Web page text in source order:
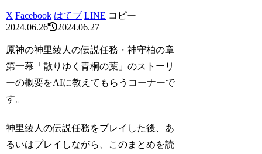
X Facebook はてブ LINE コピー
2024.06.26
2024.06.27
原神の神里綾人の伝説任務・神守柏の章
第一幕「散りゆく青桐の葉」のストーリ
ーの概要をAIに教えてもらうコーナーで
す。
神里綾人の伝説任務をプレイした後、あ
るいはプレイしながら、このまとめを読